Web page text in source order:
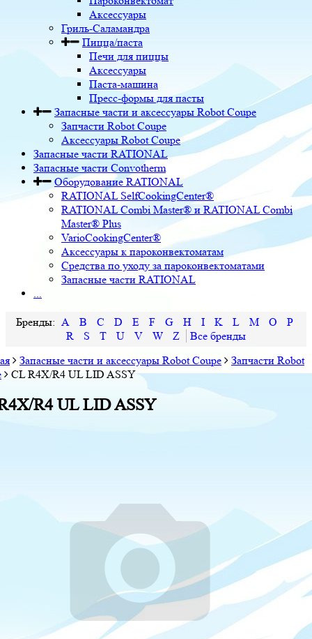
Аксессуары
Гриль-Саламандра
Пицца/паста
Печи для пиццы
Аксессуары
Паста-машина
Пресс-формы для пасты
Запасные части и аксессуары Robot Coupe
Запчасти Robot Coupe
Аксессуары Robot Coupe
Запасные части RATIONAL
Запасные части Convotherm
Оборудование RATIONAL
RATIONAL SelfCookingCenter®
RATIONAL Combi Master® и RATIONAL Combi
Master® Plus
VarioCookingCenter®
Аксессуары к пароконвектоматам
Средства по уходу за пароконвектоматами
Запасные части RATIONAL
...
A B C D E F G H I K L M O
P
R
S T U V W
Z
Запасные части и аксессуары Robot Coupe
Запчасти Robot
CL R4X/R4 UL LID ASSY
R4 UL LID ASSY